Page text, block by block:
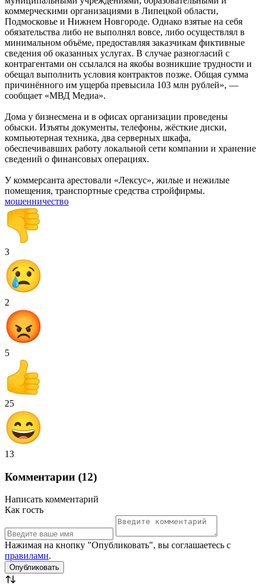
коммерческими организациями в Липецкой области,
Подмосковье и Нижнем Новгороде. Однако взятые на себя
обязательства либо не выполнял вовсе, либо осуществлял в
минимальном объёме, предоставляя заказчикам фиктивные
сведения об оказанных услугах. В случае разногласий с
контрагентами он ссылался на якобы возникшие трудности и
обещал выполнить условия контрактов позже. Общая сумма
причинённого им ущерба превысила 103 млн рублей», —
сообщает «МВД Медиа».
Дома у бизнесмена и в офисах организации проведены
обыски. Изъяты документы, телефоны, жёсткие диски,
компьютерная техника, два серверных шкафа,
обеспечивавших работу локальной сети компании и хранение
сведений о финансовых операциях.
У коммерсанта арестовали «Лексус», жилые и нежилые
помещения, транспортные средства стройфирмы.
мошенничество
3
2
5
25
13
Комментарии (12)
Написать комментарий
Как гость
Нажимая на кнопку "Опубликовать", вы соглашаетесь с
правилами.